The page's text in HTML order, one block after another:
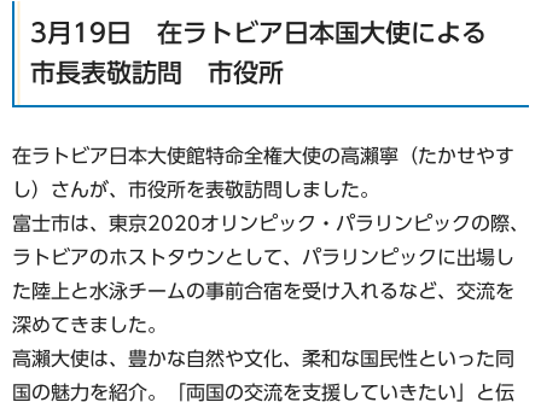
3月19日 在ラトビア日本国大使による
市長表敬訪問 市役所
在ラトビア日本大使館特命全権大使の高瀨寧（たかせやす
し）さんが、市役所を表敬訪問しました。
富士市は、東京2020オリンピック・パラリンピックの際、
ラトビアのホストタウンとして、パラリンピックに出場し
た陸上と水泳チームの事前合宿を受け入れるなど、交流を
深めてきました。
高瀨大使は、豊かな自然や文化、柔和な国民性といった同
国の魅力を紹介。「両国の交流を支援していきたい」と伝